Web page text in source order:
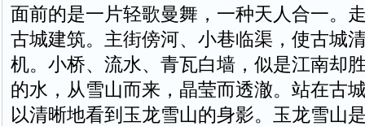
面前的是一片轻歌曼舞，一种天人合一。
古城建筑。主街傍河、小巷临渠，使古城
机。小桥、流水、青瓦白墙，似是江南却
的水，从雪山而来，晶莹而透澈。站在古
以清晰地看到玉龙雪山的身影。玉龙雪山